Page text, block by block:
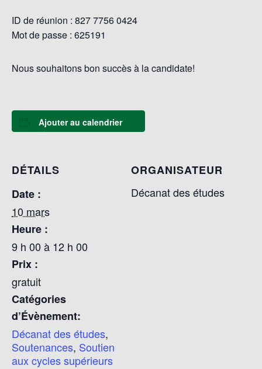
ID de réunion : 827 7756 0424
Mot de passe : 625191
Nous souhaitons bon succès à la candidate!
Ajouter au calendrier
DÉTAILS
Date :
10 mars
Heure :
9 h 00 à 12 h 00
Prix :
gratuit
Catégories
d’Évènement:
Décanat des études,
Soutenances, Soutien
aux cycles supérieurs
ORGANISATEUR
Décanat des études